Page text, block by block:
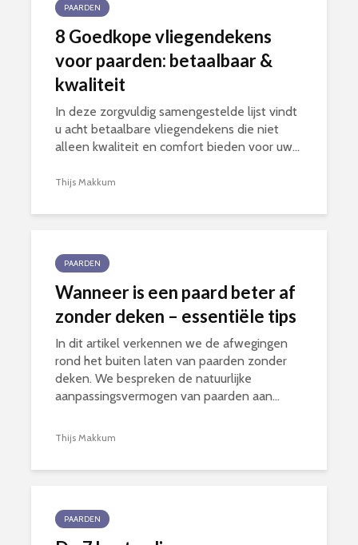
PAARDEN
8 Goedkope vliegendekens
voor paarden: betaalbaar &
kwaliteit
In deze zorgvuldig samengestelde lijst vindt
u acht betaalbare vliegendekens die niet
alleen kwaliteit en comfort bieden voor uw...
Thijs Makkum
PAARDEN
Wanneer is een paard beter af
zonder deken – essentiële tips
In dit artikel verkennen we de afwegingen
rond het buiten laten van paarden zonder
deken. We bespreken de natuurlijke
aanpassingsvermogen van paarden aan...
Thijs Makkum
PAARDEN